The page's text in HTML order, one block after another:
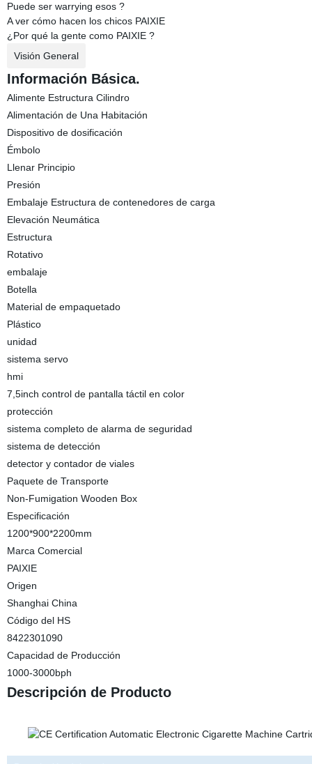
Puede ser warrying esos ?
A ver cómo hacen los chicos PAIXIE
¿Por qué la gente como PAIXIE ?
Visión General
Información Básica.
Alimente Estructura Cilindro
Alimentación de Una Habitación
Dispositivo de dosificación
Émbolo
Llenar Principio
Presión
Embalaje Estructura de contenedores de carga
Elevación Neumática
Estructura
Rotativo
embalaje
Botella
Material de empaquetado
Plástico
unidad
sistema servo
hmi
7,5inch control de pantalla táctil en color
protección
sistema completo de alarma de seguridad
sistema de detección
detector y contador de viales
Paquete de Transporte
Non-Fumigation Wooden Box
Especificación
1200*900*2200mm
Marca Comercial
PAIXIE
Origen
Shanghai China
Código del HS
8422301090
Capacidad de Producción
1000-3000bph
Descripción de Producto